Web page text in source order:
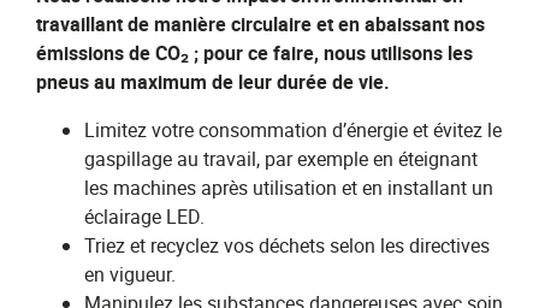
travaillant de manière circulaire et en abaissant nos
émissions de CO₂ ; pour ce faire, nous utilisons les
pneus au maximum de leur durée de vie.
Limitez votre consommation d’énergie et évitez le
gaspillage au travail, par exemple en éteignant
les machines après utilisation et en installant un
éclairage LED.
Triez et recyclez vos déchets selon les directives
en vigueur.